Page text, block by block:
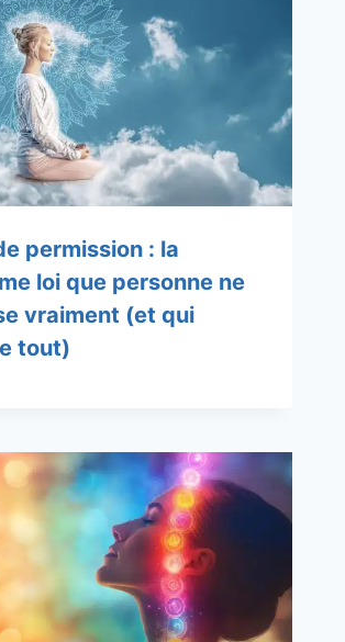
permission : la
loi que personne ne
vraiment (et qui
tout)